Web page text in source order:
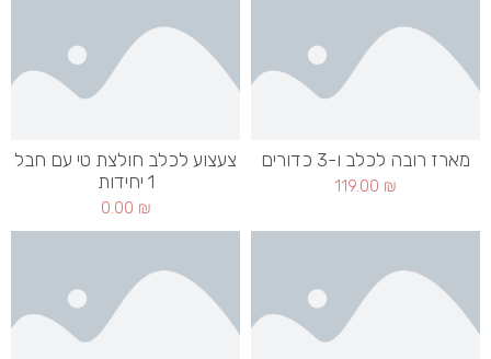
מארז רובה לכלב ו-3 כדורים
119.00 ₪
צעצוע לכלב חולצת טי עם חבל
1 יחידות
0.00 ₪